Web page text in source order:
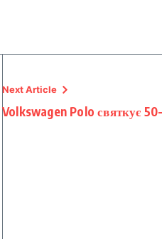
Next Article
Volkswagen Polo святкує